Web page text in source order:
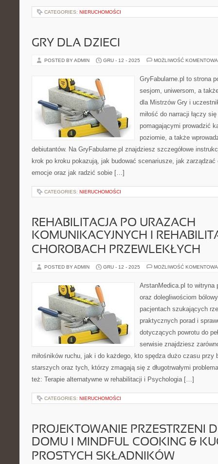
CATEGORIES: NIERUCHOMOŚCI
GRY DLA DZIECI
POSTED BY ADMIN GRU - 12 - 2025 MOŻLIWOŚĆ
GryFabularne.pl to strona
sesjom, uniwersom, a
dla Mistrzów Gry i
miłość do narracji łączy
pomagającymi prowadzić
poziomie, a także
debiutantów. Na GryFabularne.pl znajdziesz szczegółowe
krok po kroku pokazują, jak budować scenariusze, jak
emocje oraz jak radzić sobie […]
CATEGORIES: NIERUCHOMOŚCI
REHABILITACJA PO URAZACH
KOMUNIKACYJNYCH I
CHOROBACH PRZEWLEKŁYCH
POSTED BY ADMIN GRU - 12 - 2025 MOŻLIWOŚĆ
ArstanMedica.pl to witryna
oraz dolegliwościom
pacjentach szukających
praktycznych porad i
dotyczących powrotu do
serwisie znajdziesz
miłośników ruchu, jak i do każdego, kto spędza dużo czasu przy
starszych oraz tych, którzy zmagają się z długotrwałymi
też: Terapie alternatywne w rehabilitacji i Psychologia […]
CATEGORIES: NIERUCHOMOŚCI
PROJEKTOWANIE PRZESTRZENI
DOMU I MINDFUL COOKING &
PROSTYCH SKŁADNIKÓW